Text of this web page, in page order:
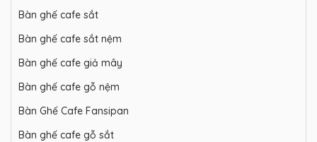
Bàn ghế cafe sắt
Bàn ghế cafe sắt nệm
Bàn ghế cafe giả mây
Bàn ghế cafe gỗ nệm
Bàn Ghế Cafe Fansipan
Bàn ghế cafe gỗ sắt